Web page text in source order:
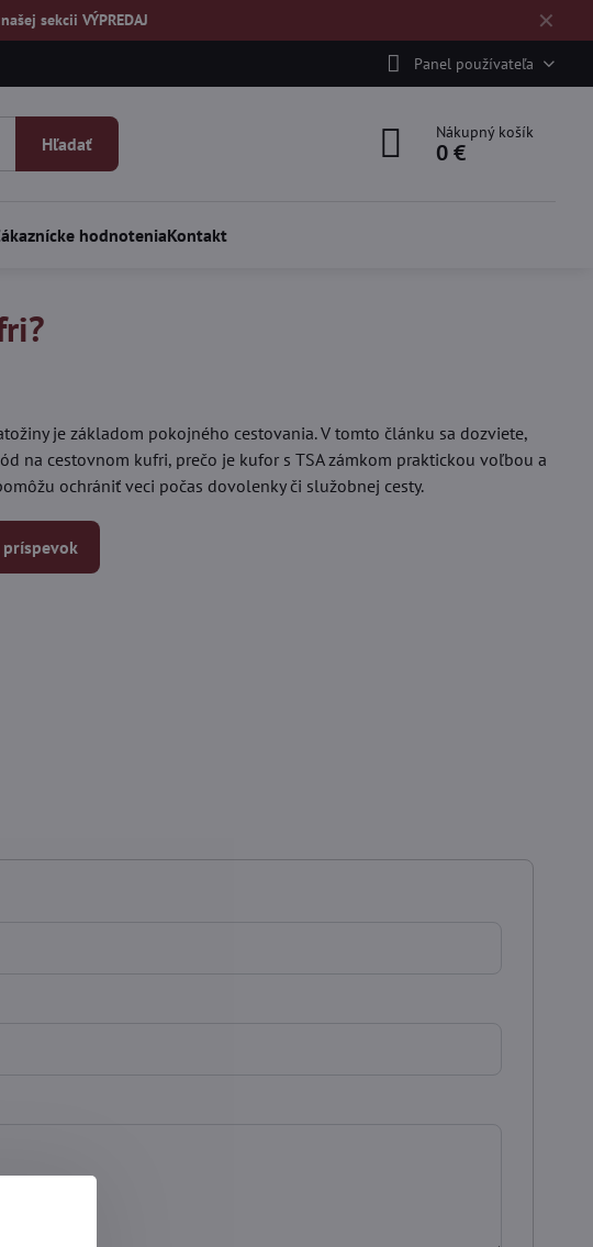
✕
našejsekcii VÝPREDAJ
Panel používateľa
Hľadať
Nákupný košík
0 €
hodnoteniaKontakt
je základom pokojného cestovania. V tomto článku sa dozviete,
na cestovnom kufri, prečo je kufor s TSA zámkom praktickou voľbou a
ochrániť veci počas dovolenky či služobnej cesty.
príspevok